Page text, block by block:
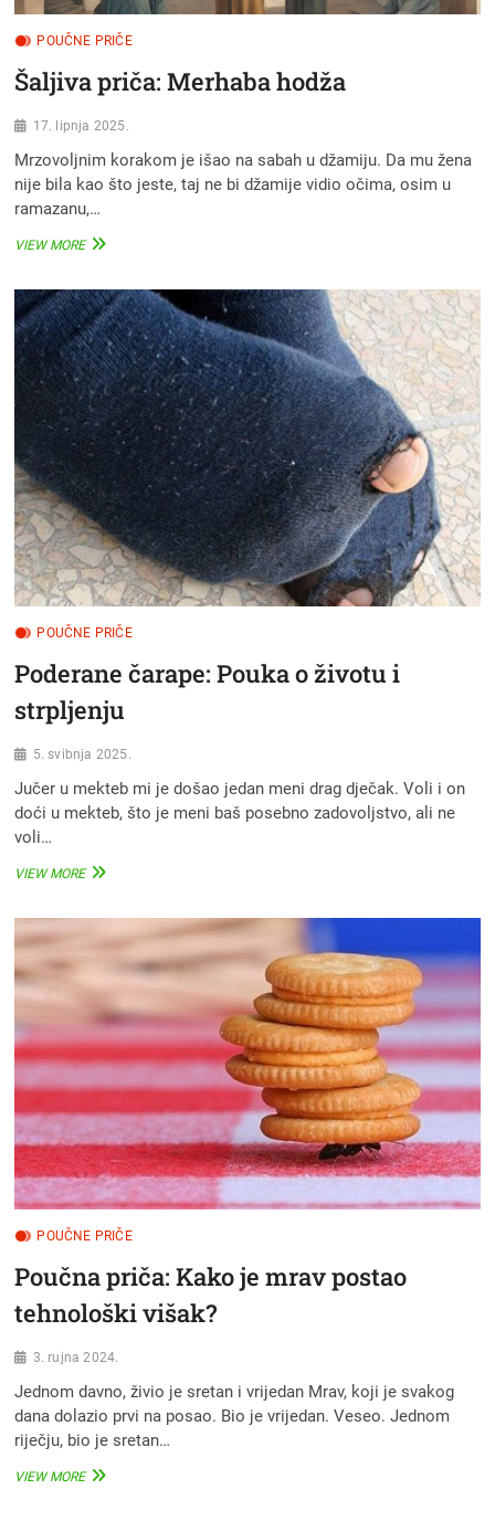
POUČNE PRIČE
Šaljiva priča: Merhaba hodža
17. lipnja 2025.
Mrzovoljnim korakom je išao na sabah u džamiju. Da mu žena
nije bila kao što jeste, taj ne bi džamije vidio očima, osim u
ramazanu,…
VIEW MOREŠALJIVA
HODŽA
POUČNE PRIČE
Poderane čarape: Pouka o životu i
strpljenju
5. svibnja 2025.
Jučer u mekteb mi je došao jedan meni drag dječak. Voli i on
doći u mekteb, što je meni baš posebno zadovoljstvo, ali ne
voli…
VIEW MOREPODERANE
STRPLJENJU
POUČNE PRIČE
Poučna priča: Kako je mrav postao
tehnološki višak?
3. rujna 2024.
Jednom davno, živio je sretan i vrijedan Mrav, koji je svakog
dana dolazio prvi na posao. Bio je vrijedan. Veseo. Jednom
riječju, bio je sretan…
VIEW MOREPOUČNA